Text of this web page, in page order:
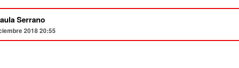
Serrano
2018 20:55